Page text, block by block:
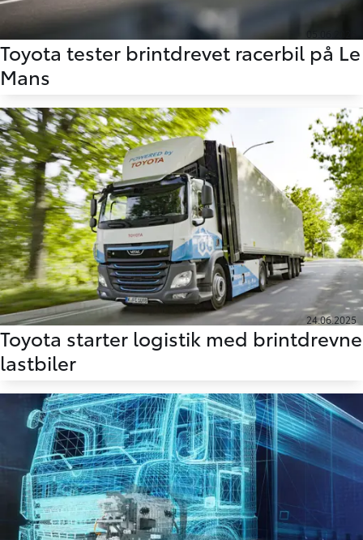
Toyota tester brintdrevet racerbil på Le
Mans
24.06.2025
Toyota starter logistik med brintdrevne
lastbiler